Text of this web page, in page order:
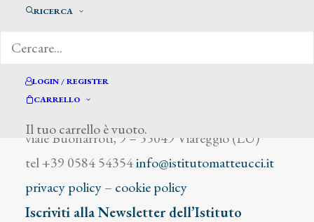
RICERCA
LOGIN / REGISTER
CARRELLO
Il tuo carrello è vuoto.
viale Buonarroti, 9 – 55049 Viareggio (LU)
tel +39 0584 54354info@istitutomatteucci.it
privacy policy– cookie policy
Iscriviti alla Newsletter dell’Istituto